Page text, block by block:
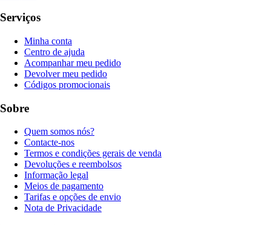
Serviços
Minha conta
Centro de ajuda
Acompanhar meu pedido
Devolver meu pedido
Códigos promocionais
Sobre
Quem somos nós?
Contacte-nos
Termos e condições gerais de venda
Devoluções e reembolsos
Informação legal
Meios de pagamento
Tarifas e opções de envio
Nota de Privacidade